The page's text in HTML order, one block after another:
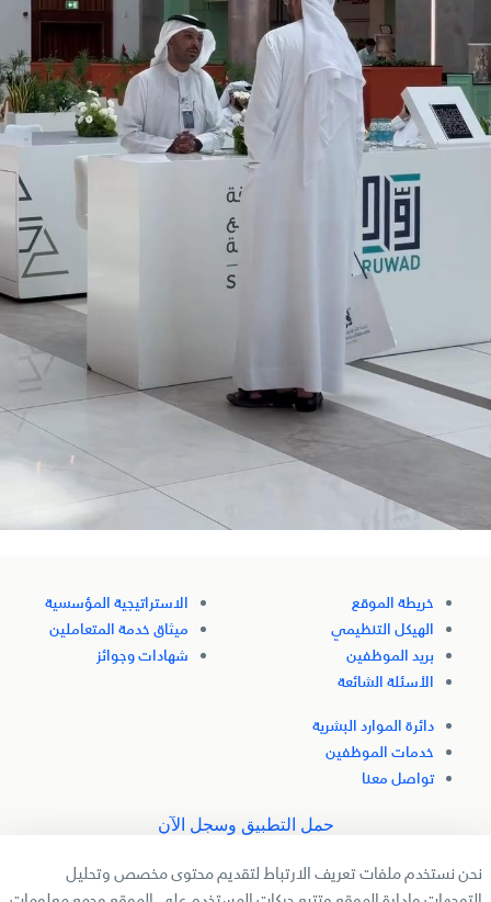
خريطة الموقع
الهيكل التنظيمي
بريد الموظفين
الأسئلة الشائعة
الاستراتيجية المؤسسية
ميثاق خدمة المتعاملين
شهادات وجوائز
دائرة الموارد البشرية
خدمات الموظفين
تواصل معنا
حمل التطبيق وسجل الآن
نحن نستخدم ملفات تعريف الارتباط لتقديم محتوى مخصص وتحليل